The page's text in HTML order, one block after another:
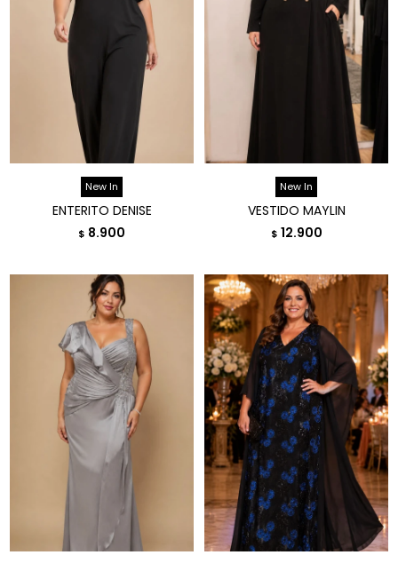
New In
ENTERITO DENISE
$ 8.900
New In
VESTIDO MAYLIN
$ 12.900